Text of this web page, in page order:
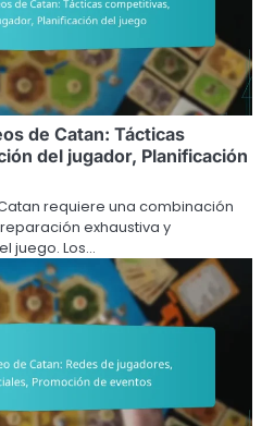
de Catan: Tácticas
del jugador, Planificación
requiere una combinación
exhaustiva y
juego. Los…